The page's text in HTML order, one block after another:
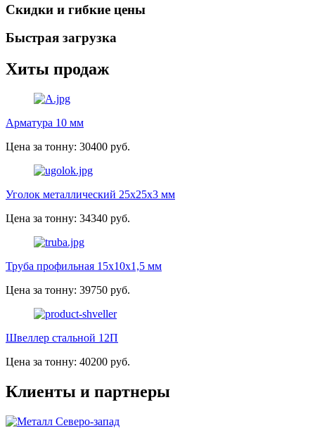
Скидки и гибкие цены
Быстрая загрузка
Хиты продаж
Арматура 10 мм
Цена за тонну: 30400 руб.
Уголок металлический 25х25х3 мм
Цена за тонну: 34340 руб.
Труба профильная 15х10х1,5 мм
Цена за тонну: 39750 руб.
Швеллер стальной 12П
Цена за тонну: 40200 руб.
Клиенты и партнеры